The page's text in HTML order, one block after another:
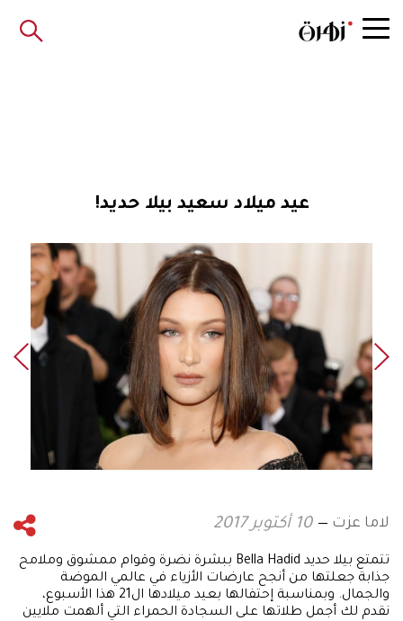
عيد ميلاد سعيد بيلا حديد!
لاما عزت 10 أكتوبر 2017
تتمتع بيلا حديد Bella Hadid ببشرة نضرة وقوام ممشوق وملامح
جذابة جعلتها من أنجح عارضات الأزياء في عالمي الموضة
والجمال. وبمناسبة إحتفالها بعيد ميلادها ال21 هذا الأسبوع،
نقدم لك أجمل طلاتها على السجادة الحمراء التي ألهمت ملايين